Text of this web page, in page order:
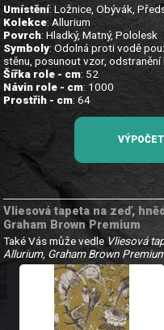
Umístění: Ložnice, Obývák,
Kolekce: Allurium
Povrch: Hladký, Matný, Pololesk
Symboly: Odolná proti vodě
stěnu, posunout vzor,
Šířka role - cm: 52
Návin role - cm: 1000
Prostřih - cm: 64
Vliesová tapeta na zeď,
Graham Brown Premium
Také Vás může vedleVliesová
Allurium, Graham Brown